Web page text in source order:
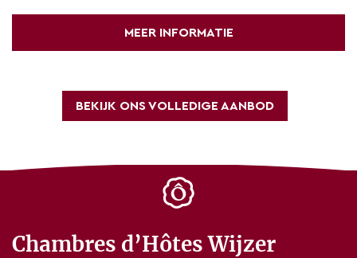
MEER INFORMATIE
BEKIJK ONS VOLLEDIGE AANBOD
Chambres d’Hôtes Wijzer